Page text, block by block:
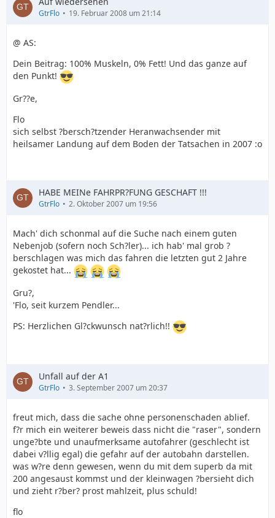
GtrFlo 19. Februar 2008 um 21:14
@ AS:
Dein Beitrag: 100% Muskeln, 0% Fett! Und das ganze auf
den Punkt!
Gr??e,
Flo
sich selbst ?bersch?tzender Heranwachsender mit
heilsamer Landung auf dem Boden der Tatsachen in 2007 :o
HABE MEINe FAHRPR?FUNG GESCHAFT !!!
GtrFlo 2. Oktober 2007 um 19:56
Mach' dich schonmal auf die Suche nach einem guten
Nebenjob (sofern noch Sch?ler)... ich hab' mal grob ?
berschlagen was mich das fahren die letzten gut 2 Jahre
gekostet hat...
Gru?,
'Flo, seit kurzem Pendler...
PS: Herzlichen Gl?ckwunsch nat?rlich!!
Unfall auf der A1
GtrFlo 3. September 2007 um 20:37
freut mich, dass die sache ohne personenschaden ablief.
f?r mich ein weiterer beweis dass nicht die "raser", sondern
unge?bte und unaufmerksame autofahrer (geschlecht ist
dabei v?llig egal) die gefahr auf der autobahn darstellen.
was w?re denn gewesen, wenn du mit dem superb da mit
200 angesaust kommst und der kleinwagen ?bersieht dich
und zieht r?ber? prost mahlzeit, plus schuld!
flo